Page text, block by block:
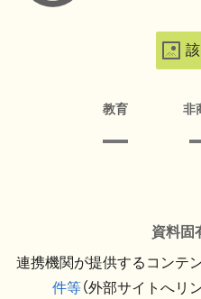
教育 非
資料固
連携機関が提供するコンテン
件等（外部サイトへリ